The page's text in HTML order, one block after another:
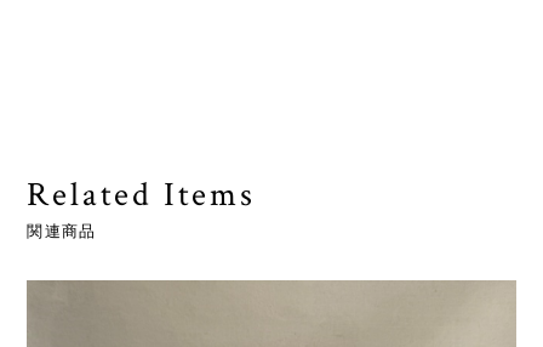
Related Items
関連商品